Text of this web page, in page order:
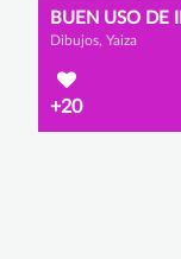
BUEN USO DE
Dibujos, Yaiza
+20